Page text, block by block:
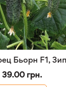
Бьорн F1,
39.00 грн.